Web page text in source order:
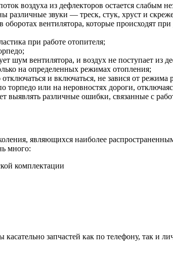
воздуха из дефлекторов остается слабым
звуки — треск, стук, хруст и
оборотах вентилятора, которые происходят
при работе отопителя;
шум вентилятора, и воздух не поступает из
на определенных режимах отопления;
и включаться, не завися от режима
торпедо или на неровностях дороги,
выявлять различные ошибки, связанные с
являющихся наиболее
много:
комплектации
запчастей как по телефону, так и